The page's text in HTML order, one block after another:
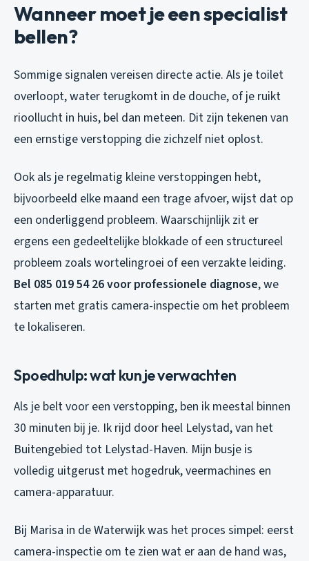
Wanneer moet je een specialist
bellen?
Sommige signalen vereisen directe actie. Als je toilet
overloopt, water terugkomt in de douche, of je ruikt
rioollucht in huis, bel dan meteen. Dit zijn tekenen van
een ernstige verstopping die zichzelf niet oplost.
Ook als je regelmatig kleine verstoppingen hebt,
bijvoorbeeld elke maand een trage afvoer, wijst dat op
een onderliggend probleem. Waarschijnlijk zit er
ergens een gedeeltelijke blokkade of een structureel
probleem zoals wortelingroei of een verzakte leiding.
Bel 085 019 54 26 voor professionele diagnose, we
starten met gratis camera-inspectie om het probleem
te lokaliseren.
Spoedhulp: wat kun je verwachten
Als je belt voor een verstopping, ben ik meestal binnen
30 minuten bij je. Ik rijd door heel Lelystad, van het
Buitengebied tot Lelystad-Haven. Mijn busje is
volledig uitgerust met hogedruk, veermachines en
camera-apparatuur.
Bij Marisa in de Waterwijk was het proces simpel: eerst
camera-inspectie om te zien wat er aan de hand was,